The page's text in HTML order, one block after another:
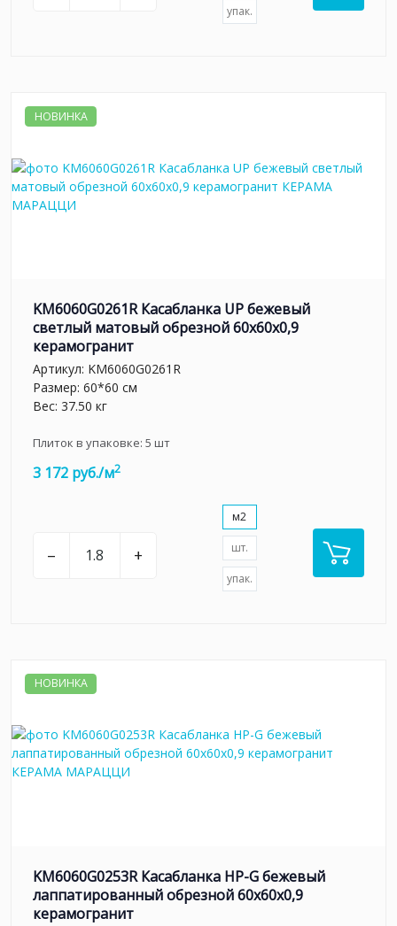
упак.
НОВИНКА
KM6060G0261R Касабланка UP бежевый
светлый матовый обрезной 60x60x0,9
керамогранит
Артикул: KM6060G0261R
Размер: 60*60 см
Вес: 37.50 кг
Плиток в упаковке: 5 шт
3 172 руб./м2
– +
м2
шт.
упак.
НОВИНКА
KM6060G0253R Касабланка HP-G бежевый
лаппатированный обрезной 60x60x0,9
керамогранит